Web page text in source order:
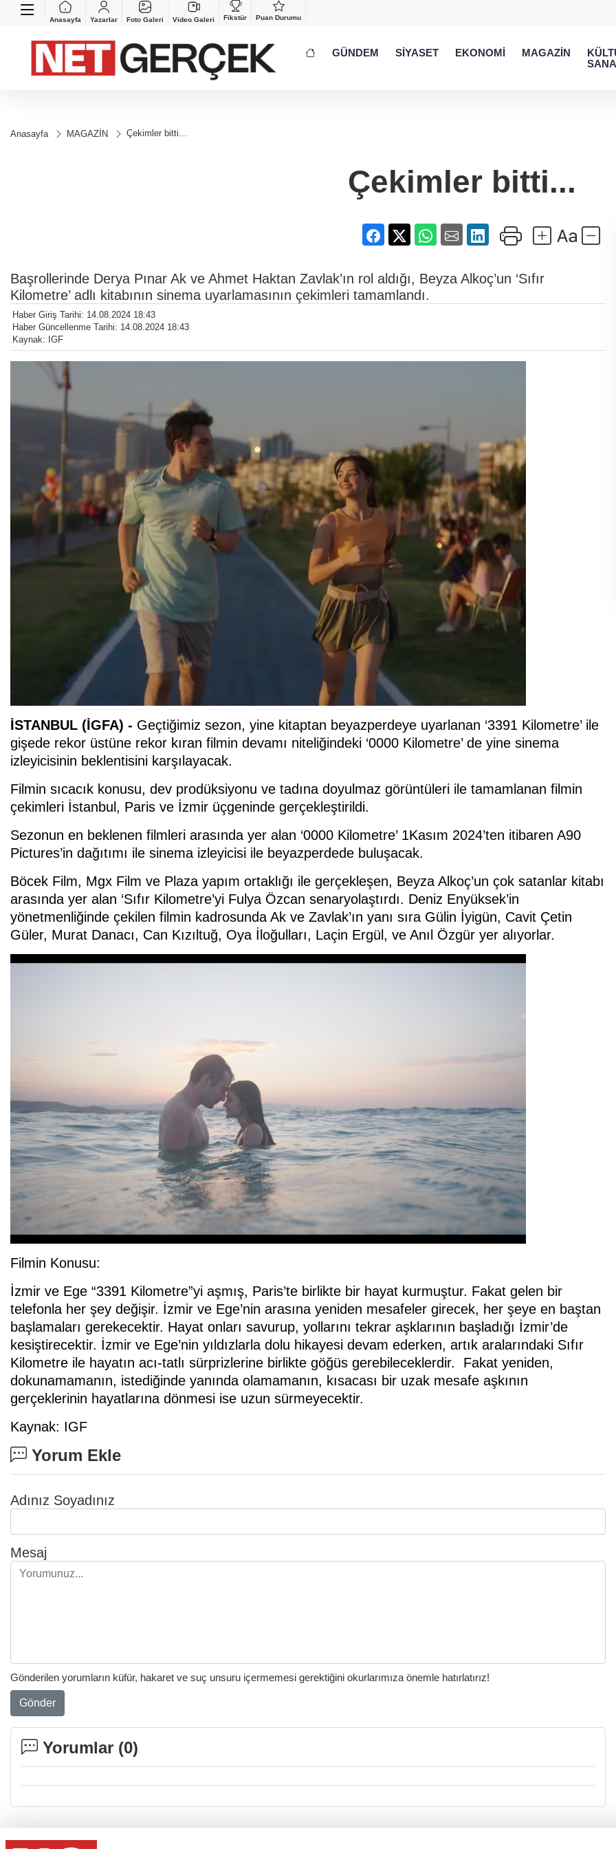
Anasayfa Yazarlar Foto Galeri Video Galeri Fikstür Puan Durumu
GÜNDEM SİYASET EKONOMİ MAGAZİN
Anasayfa MAGAZİN Çekimler bitti...
Çekimler bitti...
Başrollerinde Derya Pınar Ak ve Ahmet Haktan Zavlak’ın rol aldığı, Beyza Alkoç’un ‘Sıfır
Kilometre’ adlı kitabının sinema uyarlamasının çekimleri tamamlandı.
Haber Giriş Tarihi: 14.08.2024 18:43
Haber Güncellenme Tarihi: 14.08.2024 18:43
Kaynak: IGF
İSTANBUL (İGFA) - Geçtiğimiz sezon, yine kitaptan beyazperdeye uyarlanan ‘3391 Kilometre’ ile
gişede rekor üstüne rekor kıran filmin devamı niteliğindeki ‘0000 Kilometre’ de yine sinema
izleyicisinin beklentisini karşılayacak.
Filmin sıcacık konusu, dev prodüksiyonu ve tadına doyulmaz görüntüleri ile tamamlanan filmin
çekimleri İstanbul, Paris ve İzmir üçgeninde gerçekleştirildi.
Sezonun en beklenen filmleri arasında yer alan ‘0000 Kilometre’ 1Kasım 2024’ten itibaren A90
Pictures’in dağıtımı ile sinema izleyicisi ile beyazperdede buluşacak.
Böcek Film, Mgx Film ve Plaza yapım ortaklığı ile gerçekleşen, Beyza Alkoç’un çok satanlar kitabı
arasında yer alan ‘Sıfır Kilometre’yi Fulya Özcan senaryolaştırdı. Deniz Enyüksek’in
yönetmenliğinde çekilen filmin kadrosunda Ak ve Zavlak’ın yanı sıra Gülin İyigün, Cavit Çetin
Güler, Murat Danacı, Can Kızıltuğ, Oya İloğulları, Laçin Ergül, ve Anıl Özgür yer alıyorlar.
Filmin Konusu:
İzmir ve Ege “3391 Kilometre”yi aşmış, Paris’te birlikte bir hayat kurmuştur. Fakat gelen bir
telefonla her şey değişir. İzmir ve Ege’nin arasına yeniden mesafeler girecek, her şeye en baştan
başlamaları gerekecektir. Hayat onları savurup, yollarını tekrar aşklarının başladığı İzmir’de
kesiştirecektir. İzmir ve Ege’nin yıldızlarla dolu hikayesi devam ederken, artık aralarındaki Sıfır
Kilometre ile hayatın acı-tatlı sürprizlerine birlikte göğüs gerebileceklerdir. Fakat yeniden,
dokunamamanın, istediğinde yanında olamamanın, kısacası bir uzak mesafe aşkının
gerçeklerinin hayatlarına dönmesi ise uzun sürmeyecektir.
Kaynak: IGF
Yorum Ekle
Adınız Soyadınız
Mesaj
Gönderilen yorumların küfür, hakaret ve suç unsuru içermemesi gerektiğini okurlarımıza önemle hatırlatırız!
Gönder
Yorumlar (0)